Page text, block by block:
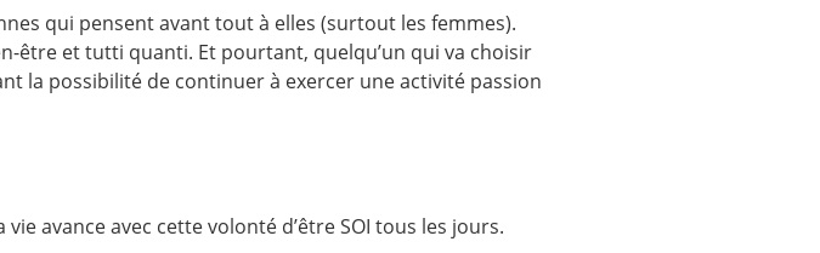
qui pensent avant tout à elles (surtout les femmes).
être et tutti quanti. Et pourtant, quelqu’un qui va choisir
la possibilité de continuer à exercer une activité passion
avance avec cette volonté d’être SOI tous les jours.